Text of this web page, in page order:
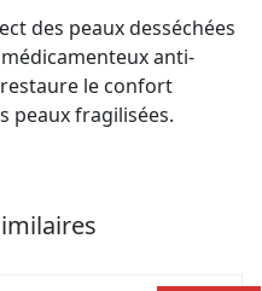
des peaux desséchées
anti-
restaure le confort
peaux fragilisées.